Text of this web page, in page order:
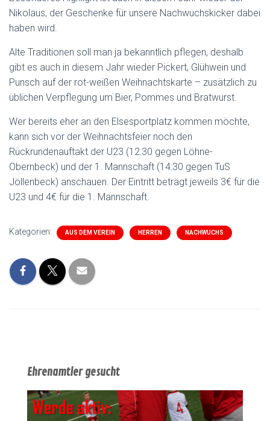
Nikolaus, der Geschenke für unsere Nachwuchskicker dabei
haben wird.
Alte Traditionen soll man ja bekanntlich pflegen, deshalb
gibt es auch in diesem Jahr wieder Pickert, Glühwein und
Punsch auf der rot-weißen Weihnachtskarte – zusätzlich zu
üblichen Verpflegung um Bier, Pommes und Bratwurst.
Wer bereits eher an den Elsesportplatz kommen möchte,
kann sich vor der Weihnachtsfeier noch den
Rückrundenauftakt der U23 (12:30 gegen Löhne-
Obernbeck) und der 1. Mannschaft (14:30 gegen TuS
Jöllenbeck) anschauen. Der Eintritt beträgt jeweils 3€ für die
U23 und 4€ für die 1. Mannschaft.
Kategorien: AUS DEM VEREIN HERREN NACHWUCHS
Ehrenamtler gesucht